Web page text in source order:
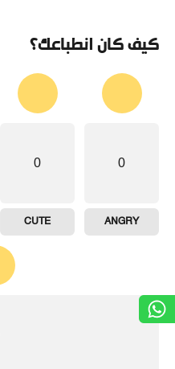
كيف كان انطباعك؟
0
ANGRY
0
CUTE